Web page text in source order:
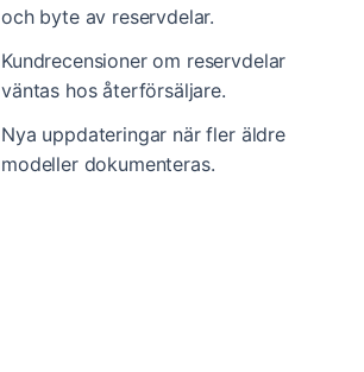
och byte av reservdelar.
Kundrecensioner om reservdelar
väntas hos återförsäljare.
Nya uppdateringar när fler äldre
modeller dokumenteras.